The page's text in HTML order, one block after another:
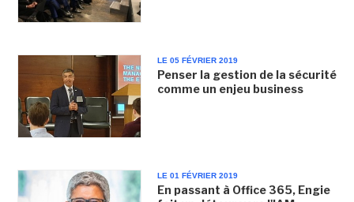
LE 05 FÉVRIER 2019
Penser la gestion de la sécurité
comme un enjeu business
LE 01 FÉVRIER 2019
En passant à Office 365, Engie